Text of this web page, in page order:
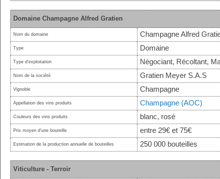
Domaine Champagne Alfred Gratien
Nom du domaine Champagne Alfred
Type Domaine
Type d'exploitation Négociant, Récoltant,
Nom de la société Gratien Meyer S.A.S
Vignoble Champagne
Appellation des vins produits Champagne (AOC)
Couleurs des vins produits blanc, rosé
Prix moyen d'une bouteille entre 29€ et 75€
Estimation de la production annuelle de bouteilles 250 000 bouteilles
Viticulture - Terroir